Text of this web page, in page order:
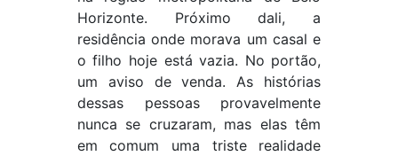
Horizonte. Próximo dali, a
residência onde morava um casal e
o filho hoje está vazia. No portão,
um aviso de venda. As histórias
dessas pessoas provavelmente
nunca se cruzaram, mas elas têm
em comum uma triste realidade